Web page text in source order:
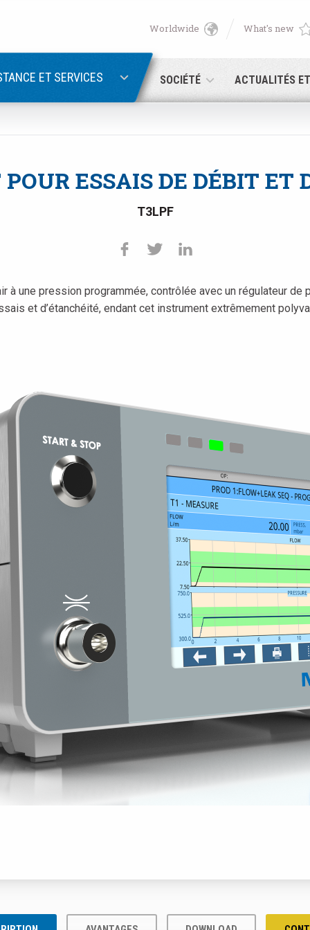
ET SERVICES SOCIÉTÉ ACTUALITÉS
Worldwide What's new
ESSAIS DE DÉBIT ET
T3LPF
à une pression programmée, contrôlée avec un régulateur de
et d’étanchéité, endant cet instrument extrêmement
English
Deutsch
Español
한국어 (Korean)
Password
are not yet registered, you may do it now: it is free! Click